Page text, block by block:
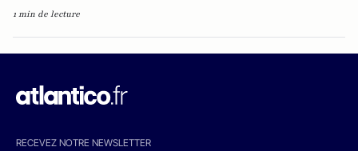
1 min de lecture
RECEVEZ NOTRE NEWSLETTER